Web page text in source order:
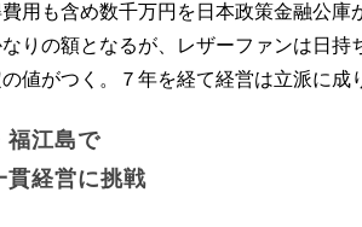
用も含め数千万円を日本政策金融公庫
りの額となるが、レザーファンは日持
値がつく。７年を経て経営は立派に成
福江島で
貫経営に挑戦